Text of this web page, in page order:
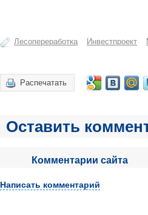
Лесопереработка Инвестпроект
Распечатать
Оставить
Комментарии сайта
Написать комментарий